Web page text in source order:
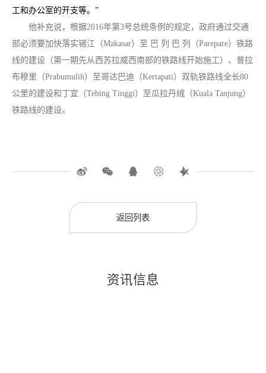
工和办公室的开支等。”
他补充说，根据2016年第3号总统条例的规定，政府通过交通
部必须要加快落实锡江（Makasar）至 巴 列 巴 列（Parepare）铁路
线的建设（第一期先从西苏拉威西南部的铁路线开始施工）、普拉
布穆里（Prabumulih）至哥达巴迪（Kertapati）双轨铁路线全长80
公里的建设和丁宜（Tebing Tinggi）至瓜拉丹绒（Kuala Tanjung）
铁路线的建设。
返回列表
资讯信息